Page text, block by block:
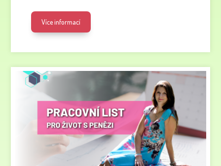
Více informací